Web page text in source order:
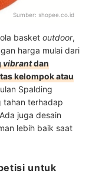
Sumber: shopee.co.id
basket outdoor,
harga mulai dari
vibrantdan
kelompok atau
Spalding
terhadap
juga desain
lebih baik saat
untuk